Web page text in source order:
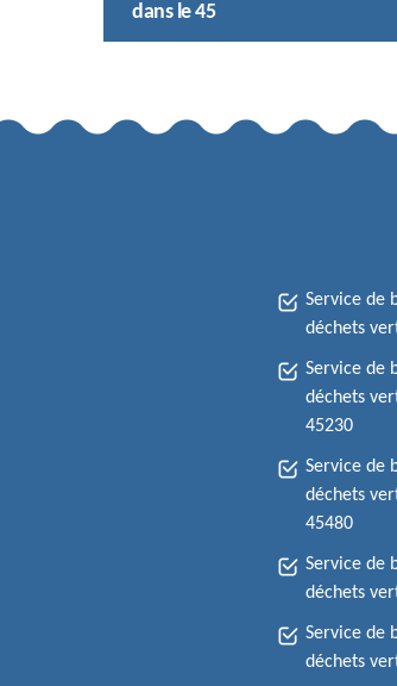
dans le 45
Service de
déchets
Service de
déchets
45230
Service de
déchets
45480
Service de
déchets
Service de
déchets